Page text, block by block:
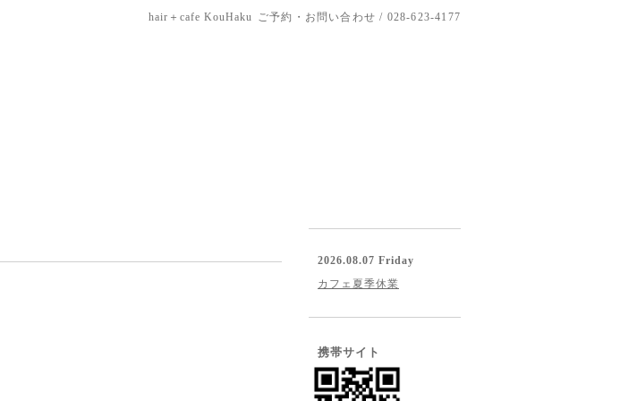
hair＋cafe KouHaku ご予約・お問い合わせ / 028-623-4177
2026.08.07 Friday
カフェ夏季休業
携帯サイト